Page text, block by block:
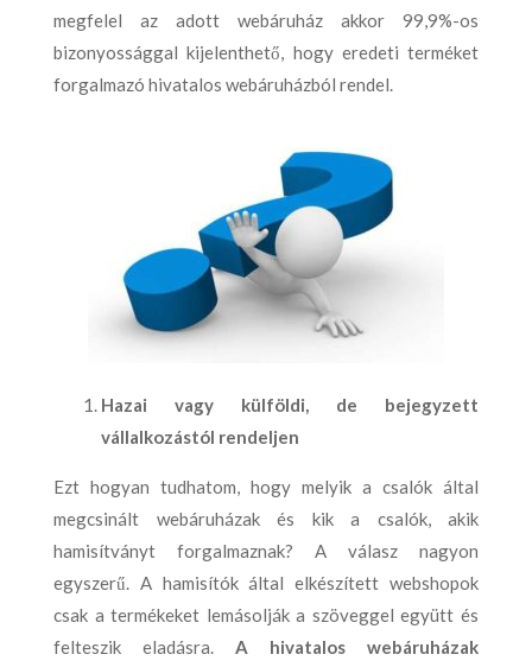
megfelel az adott webáruház akkor 99,9%-os
bizonyossággal kijelenthető, hogy eredeti terméket
forgalmazó hivatalos webáruházból rendel.
Hazai vagy külföldi, de bejegyzett
vállalkozástól rendeljen
Ezt hogyan tudhatom, hogy melyik a csalók által
megcsinált webáruházak és kik a csalók, akik
hamisítványt forgalmaznak? A válasz nagyon
egyszerű. A hamisítók által elkészített webshopok
csak a termékeket lemásolják a szöveggel együtt és
felteszik eladásra. A hivatalos webáruházak